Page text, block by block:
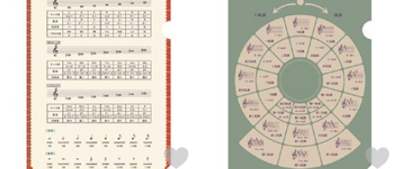
Souldier Strap
Spanish Moon SpiceNote
Spider Capo
Stack
STARTECH STEINBERGER Stetsbar
stokyo
Suhr Guitars
Sunhayato Sustainiac
SUZUKI
Switch Custom Guitars
TAKAMINE TAMA
TAURUS ARMY
TAYLOR
tc electronic Thalia Capo
THE ROCK SLIDE
Thomastik-Infeld
ThroBak Electronics Tim Bud
TINYBOY
TODA GUITARS
TOKAI Tom Anderson TOMBO
Tone
Toneism Pickups
TonePros TOUGH-TX TRIAL
TRICK